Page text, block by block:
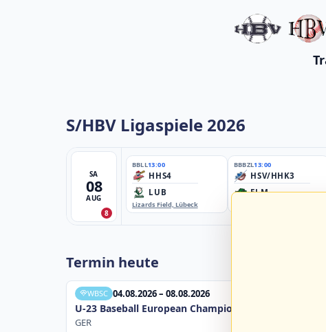
S/HBV Ligaspiele 2026
SA
08
AUG
8
BBLL13:00
HHS4
LUB
Lizards Field, Lübeck
BBBZL13:00
HSV/HHK3
ELM
Termin heute
WBSC 04.08.2026 – 08.08.2026
U-23 Baseball European Championship B Pool 2026 -
GER